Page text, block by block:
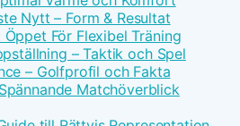
Nytt – Form & Resultat
För Flexibel Träning
– Taktik och Spel
– Golfprofil och Fakta
Matchöverblick